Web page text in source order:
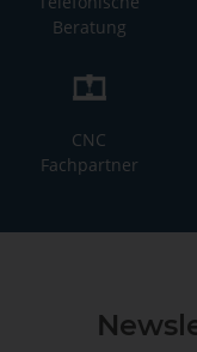
Beratung
CNC
Fachpartner